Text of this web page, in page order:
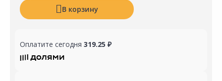
В корзину
Оплатите сегодня 319.25 ₽